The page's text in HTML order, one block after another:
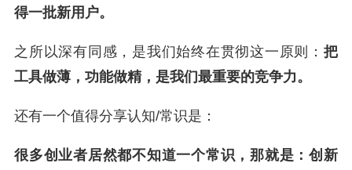
得一批新用户。
之所以深有同感，是我们始终在贯彻这一原则： 把
工具做薄，功能做精，是我们最重要的竞争力。
还有一个值得分享认知/常识是：
很多创业者居然都不知道一个常识，那就是：创新